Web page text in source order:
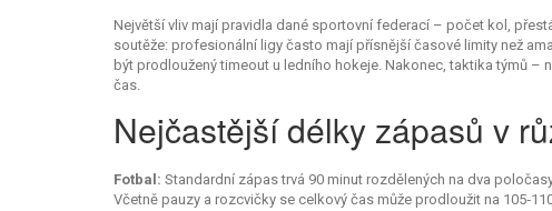
Největší vliv mají pravidla dané sportovní federací – počet kol,
soutěže: profesionální ligy často mají přísnější časové limity než
být prodloužený timeout u ledního hokeje. Nakonec, taktika týmů
čas.
Nejčastější délky zápasů v
Fotbal: Standardní zápas trvá 90 minut rozdělených na dva
Včetně pauzy a rozcvičky se celkový čas může prodloužit na